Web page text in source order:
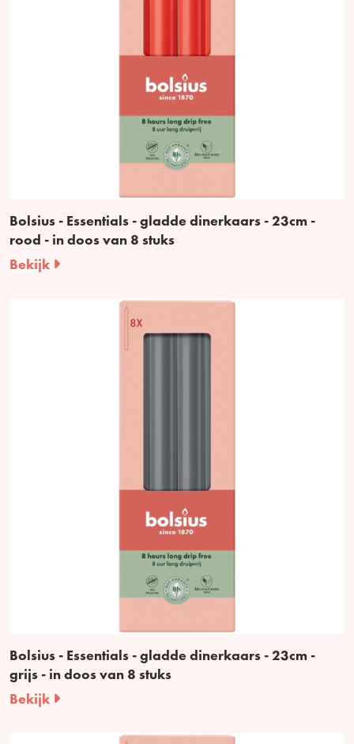
Bolsius - Essentials - gladde dinerkaars - 23cm -
rood - in doos van 8 stuks
Bekijk
Bolsius - Essentials - gladde dinerkaars - 23cm -
grijs - in doos van 8 stuks
Bekijk